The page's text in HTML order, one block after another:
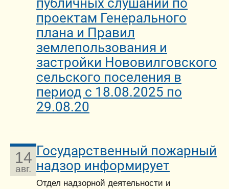
публичных слушаний по
проектам Генерального
плана и Правил
землепользования и
застройки Нововилговского
сельского поселения в
период с 18.08.2025 по
29.08.20
14
авг.
Государственный пожарный
надзор информирует
Отдел надзорной деятельности и